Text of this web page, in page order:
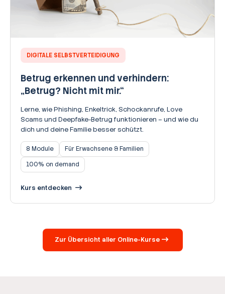
DIGITALE SELBSTVERTEIDIGUNG
Betrug erkennen und verhindern:
„Betrug? Nicht mit mir.“
Lerne, wie Phishing, Enkeltrick, Schockanrufe, Love
Scams und Deepfake-Betrug funktionieren – und wie du
dich und deine Familie besser schützt.
8 Module
Für Erwachsene & Familien
100% on demand
Kurs entdecken
Zur Übersicht aller Online-Kurse